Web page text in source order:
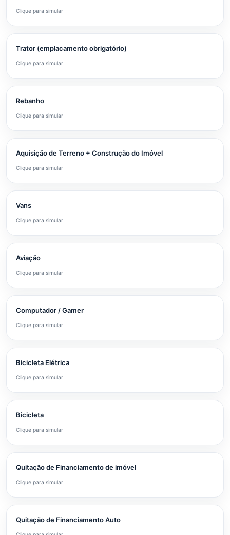
Clique para simular
Trator (emplacamento obrigatório)
Clique para simular
Rebanho
Clique para simular
Aquisição de Terreno + Construção do Imóvel
Clique para simular
Vans
Clique para simular
Aviação
Clique para simular
Computador / Gamer
Clique para simular
Bicicleta Elétrica
Clique para simular
Bicicleta
Clique para simular
Quitação de Financiamento de imóvel
Clique para simular
Quitação de Financiamento Auto